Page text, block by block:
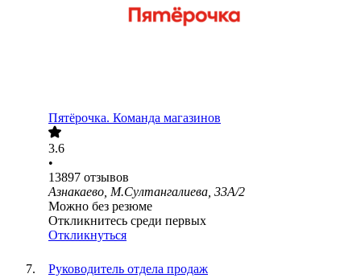
Пятёрочка. Команда магазинов
3.6
•
13897 отзывов
Азнакаево, М.Султангалиева, 33А/2
Можно без резюме
Откликнитесь среди первых
Откликнуться
Руководитель отдела продаж